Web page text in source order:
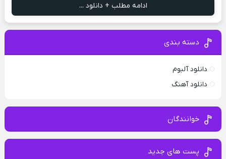
ادامه مطلب + دانلود ...
دسته بندی
دانلود آلبوم
دانلود آهنگ
خوانندگان
پست های جدید